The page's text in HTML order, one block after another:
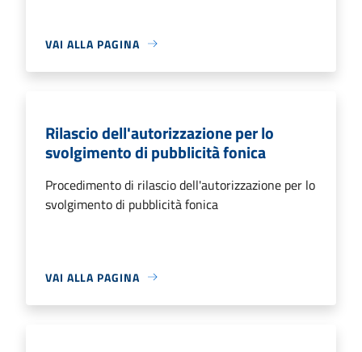
VAI ALLA PAGINA
Rilascio dell'autorizzazione per lo
svolgimento di pubblicità fonica
Procedimento di rilascio dell'autorizzazione per lo
svolgimento di pubblicità fonica
VAI ALLA PAGINA